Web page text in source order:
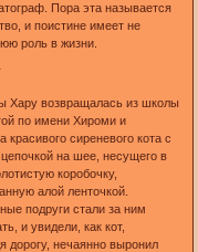
Пора эта называется
и поистине имеет не
роль в жизни.
Хару возвращалась из школы
по имени Хироми и
красивого сиреневого кота с
цепочкой на шее, несущего в
коробочку,
алой ленточкой.
подруги стали за ним
и увидели, как кот,
дорогу, нечаянно выронил